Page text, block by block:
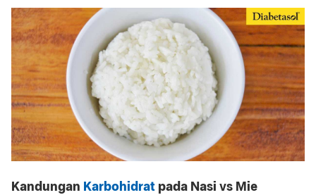
Kandungan Karbohidrat pada Nasi vs Mie